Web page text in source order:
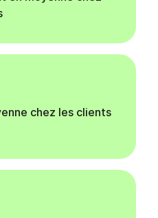
chez les clients